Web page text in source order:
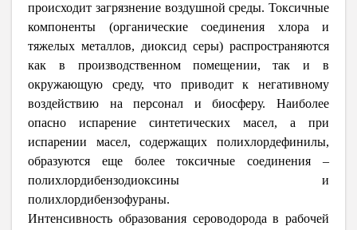
происходит загрязнение воздушной среды. Токсичные
компоненты (органические соединения хлора и
тяжелых металлов, диоксид серы) распространяются
как в производственном помещении, так и в
окружающую среду, что приводит к негативному
воздействию на персонал и биосферу. Наиболее
опасно испарение синтетических масел, а при
испарении масел, содержащих полихлордефинилы,
образуются еще более токсичные соединения –
полихлордибензодиоксины и
полихлордибензофураны.
Интенсивность образования сероводорода в рабочей